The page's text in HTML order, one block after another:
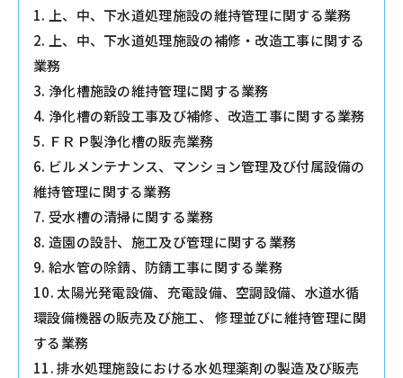
1. 上、中、下水道処理施設の維持管理に関する業務
2. 上、中、下水道処理施設の補修・改造工事に関する
業務
3. 浄化槽施設の維持管理に関する業務
4. 浄化槽の新設工事及び補修、改造工事に関する業務
5. ＦＲＰ製浄化槽の販売業務
6. ビルメンテナンス、マンション管理及び付属設備の
維持管理に関する業務
7. 受水槽の清掃に関する業務
8. 造園の設計、施工及び管理に関する業務
9. 給水管の除錆、防錆工事に関する業務
10. 太陽光発電設備、充電設備、空調設備、水道水循
環設備機器の販売及び施工、 修理並びに維持管理に関
する業務
11. 排水処理施設における水処理薬剤の製造及び販売